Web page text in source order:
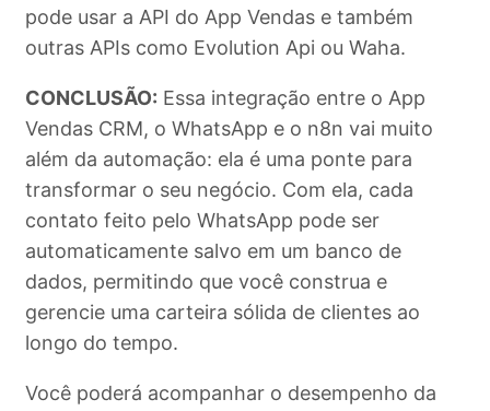
pode usar a API do App Vendas e também
outras APIs como Evolution Api ou Waha.
CONCLUSÃO: Essa integração entre o App
Vendas CRM, o WhatsApp e o n8n vai muito
além da automação: ela é uma ponte para
transformar o seu negócio. Com ela, cada
contato feito pelo WhatsApp pode ser
automaticamente salvo em um banco de
dados, permitindo que você construa e
gerencie uma carteira sólida de clientes ao
longo do tempo.
Você poderá acompanhar o desempenho da